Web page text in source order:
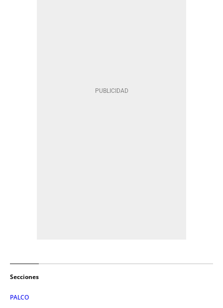
Secciones
PALCO